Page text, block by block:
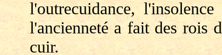
l'outrecuidance,
l'ancienneté a fait des rois
cuir.